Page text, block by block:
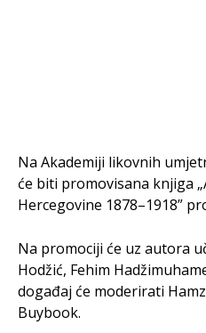
Na Akademiji likovnih
će biti promovisana knjiga
Hercegovine 1878–1918”
Na promociji će uz autora
Hodžić, Fehim
događaj će moderirati
Buybook.